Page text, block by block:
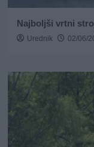
Najboljši vrtni
Urednik 02/06/